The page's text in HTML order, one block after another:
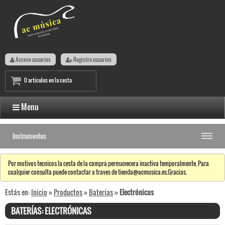
Acceso usuarios Registro usuarios
0 artículos en la cesta
Menu
Instrumentos
Por motivos tecnicos la cesta de la compra permanecera inactiva temporalmente. Para
cualquier consulta puede contactar a traves de tienda@acmusica.es.Gracias.
Estás en:Inicio»Productos»Baterías»Electrónicas
BATERÍAS: ELECTRÓNICAS